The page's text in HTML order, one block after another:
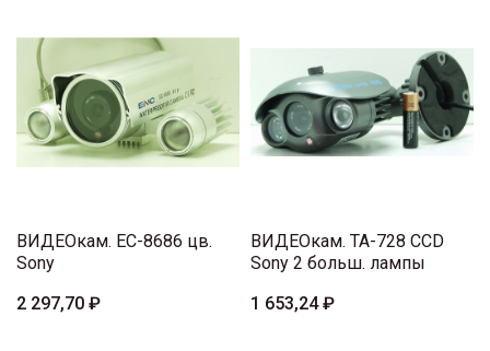
ВИДЕОкам. EC-8686 цв.
Sony
2 297,70 ₽
ВИДЕОкам. TA-728 CCD
Sony 2 больш. лампы
1 653,24 ₽